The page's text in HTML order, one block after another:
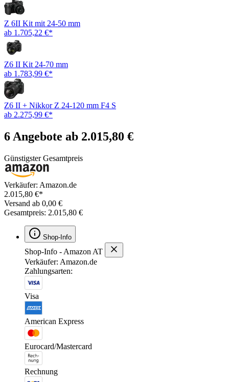
Z 6II Kit mit 24-50 mm
ab 1.705,22 €*
Z6 II Kit 24-70 mm
ab 1.783,99 €*
Z6 II + Nikkor Z 24-120 mm F4 S
ab 2.275,99 €*
6 Angebote ab 2.015,80 €
Günstigster Gesamtpreis
Verkäufer: Amazon.de
2.015,80 €*
Versand ab 0,00 €
Gesamtpreis: 2.015,80 €
Shop-Info
Shop-Info - Amazon AT
Verkäufer: Amazon.de
Zahlungsarten:
Visa
American Express
Eurocard/Mastercard
Rechnung